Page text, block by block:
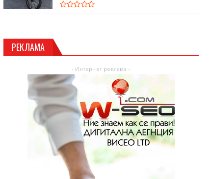
РЕКЛАМА
- Интернет реклама -